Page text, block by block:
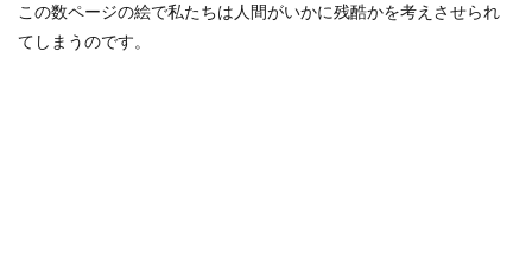
この数ページの絵で私たちは人間がいかに残酷かを考えさせられ
てしまうのです。